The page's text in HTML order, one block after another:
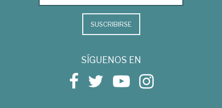
SUSCRIBIRSE
SÍGUENOS EN